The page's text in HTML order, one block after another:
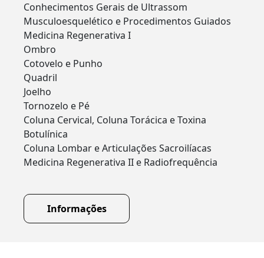
Conhecimentos Gerais de Ultrassom
Musculoesquelético e Procedimentos Guiados
Medicina Regenerativa I
Ombro
Cotovelo e Punho
Quadril
Joelho
Tornozelo e Pé
Coluna Cervical, Coluna Torácica e Toxina
Botulínica
Coluna Lombar e Articulações Sacroilíacas
Medicina Regenerativa II e Radiofrequência
Informações